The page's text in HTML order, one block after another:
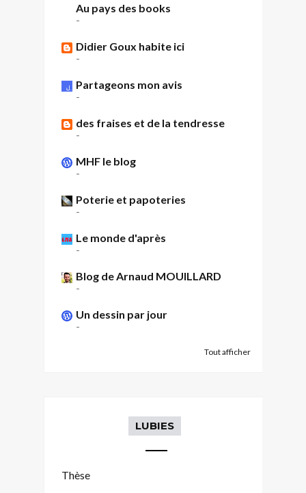
Au pays des books
-
Didier Goux habite ici
-
Partageons mon avis
-
des fraises et de la tendresse
-
MHF le blog
-
Poterie et papoteries
-
Le monde d'après
-
Blog de Arnaud MOUILLARD
-
Un dessin par jour
-
Tout afficher
LUBIES
Thèse